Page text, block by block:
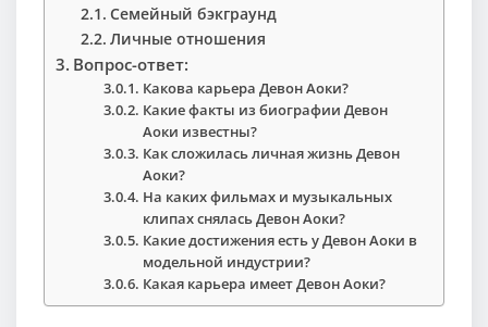
Семейный бэкграунд
Личные отношения
Вопрос-ответ:
Какова карьера Девон Аоки?
Какие факты из биографии Девон
Аоки известны?
Как сложилась личная жизнь Девон
Аоки?
На каких фильмах и музыкальных
клипах снялась Девон Аоки?
Какие достижения есть у Девон Аоки в
модельной индустрии?
Какая карьера имеет Девон Аоки?